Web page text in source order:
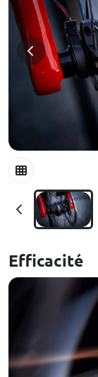
Efficacité